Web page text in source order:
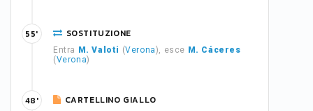
SOSTITUZIONE
Entra M. Valoti (Verona), esce M. Cáceres
(Verona)
55'
CARTELLINO GIALLO
48'